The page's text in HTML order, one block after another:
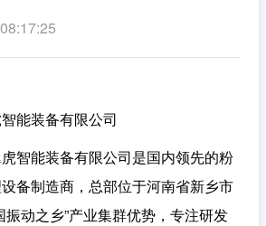
能装备有限公司
虎智能装备有限公司是国内领先的粉
备制造商，总部位于河南省新乡市
振动之乡”产业集群优势，专注研发